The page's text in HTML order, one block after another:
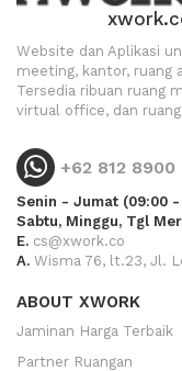
Website dan Aplikasi
meeting, kantor, ruang
Tersedia ribuan ruang
virtual office, dan
+62 812
Senin - Jumat (09:00 -
Sabtu, Minggu, Tgl
E. cs@xwork.co
A. Wisma 76, lt.23, Jl.
ABOUT XWORK
Jaminan Harga Terbaik
Partner Ruangan